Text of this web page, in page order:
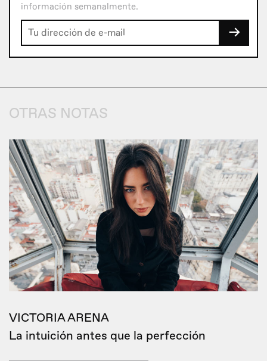
información semanalmente.
→
OTRAS NOTAS
VICTORIA ARENA
La intuición antes que la perfección